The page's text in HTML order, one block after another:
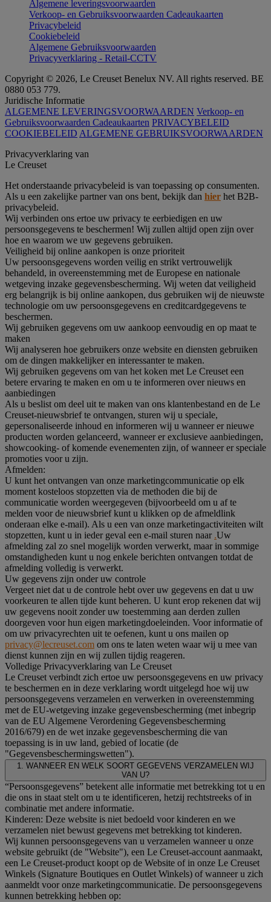
Algemene leveringsvoorwaarden
Verkoop- en Gebruiksvoorwaarden Cadeaukaarten
Privacybeleid
Cookiebeleid
Algemene Gebruiksvoorwaarden
Privacyverklaring - Retail-CCTV
Copyright © 2026, Le Creuset Benelux NV. All rights reserved. BE
0880 053 779.
Juridische Informatie
ALGEMENE LEVERINGSVOORWAARDEN Verkoop- en
Gebruiksvoorwaarden Cadeaukaarten PRIVACYBELEID
COOKIEBELEID ALGEMENE GEBRUIKSVOORWAARDEN
Privacyverklaring van
Le Creuset
Het onderstaande privacybeleid is van toepassing op consumenten.
Als u een zakelijke partner van ons bent, bekijk dan hier het B2B-
privacybeleid.
Wij verbinden ons ertoe uw privacy te eerbiedigen en uw
persoonsgegevens te beschermen! Wij zullen altijd open zijn over
hoe en waarom we uw gegevens gebruiken.
Veiligheid bij online aankopen is onze prioriteit
Uw persoonsgegevens worden veilig en strikt vertrouwelijk
behandeld, in overeenstemming met de Europese en nationale
wetgeving inzake gegevensbescherming. Wij weten dat veiligheid
erg belangrijk is bij online aankopen, dus gebruiken wij de nieuwste
technologie om uw persoonsgegevens en creditcardgegevens te
beschermen.
Wij gebruiken gegevens om uw aankoop eenvoudig en op maat te
maken
Wij analyseren hoe gebruikers onze website en diensten gebruiken
om de dingen makkelijker en interessanter te maken.
Wij gebruiken gegevens om van het koken met Le Creuset een
betere ervaring te maken en om u te informeren over nieuws en
aanbiedingen
Als u beslist om deel uit te maken van ons klantenbestand en de Le
Creuset-nieuwsbrief te ontvangen, sturen wij u speciale,
gepersonaliseerde inhoud en informeren wij u wanneer er nieuwe
producten worden gelanceerd, wanneer er exclusieve aanbiedingen,
showcooking- of komende evenementen zijn, of wanneer er speciale
promoties voor u zijn.
Afmelden:
U kunt het ontvangen van onze marketingcommunicatie op elk
moment kosteloos stopzetten via de methoden die bij de
communicatie worden weergegeven (bijvoorbeeld om u af te
melden voor de nieuwsbrief kunt u klikken op de afmeldlink
onderaan elke e-mail). Als u een van onze marketingactiviteiten wilt
stopzetten, kunt u in ieder geval een e-mail sturen naar .Uw
afmelding zal zo snel mogelijk worden verwerkt, maar in sommige
omstandigheden kunt u nog enkele berichten ontvangen totdat de
afmelding volledig is verwerkt.
Uw gegevens zijn onder uw controle
Vergeet niet dat u de controle hebt over uw gegevens en dat u uw
voorkeuren te allen tijde kunt beheren. U kunt erop rekenen dat wij
uw gegevens nooit zonder uw toestemming aan derden zullen
doorgeven voor hun eigen marketingdoeleinden. Voor informatie of
om uw privacyrechten uit te oefenen, kunt u ons mailen op
privacy@lecreuset.com om ons te laten weten waar wij u mee van
dienst kunnen zijn en wij zullen tijdig reageren.
Volledige Privacyverklaring van Le Creuset
Le Creuset verbindt zich ertoe uw persoonsgegevens en uw privacy
te beschermen en in deze verklaring wordt uitgelegd hoe wij uw
persoonsgegevens verzamelen en verwerken in overeenstemming
met de EU-wetgeving inzake gegevensbescherming (met inbegrip
van de EU Algemene Verordening Gegevensbescherming
2016/679) en de wet inzake gegevensbescherming die van
toepassing is in uw land, gebied of locatie (de
"Gegevensbeschermingswetten").
1. WANNEER EN WELK SOORT GEGEVENS VERZAMELEN WIJ
VAN U?
“Persoonsgegevens” betekent alle informatie met betrekking tot u en
die ons in staat stelt om u te identificeren, hetzij rechtstreeks of in
combinatie met andere informatie.
Kinderen: Deze website is niet bedoeld voor kinderen en we
verzamelen niet bewust gegevens met betrekking tot kinderen.
Wij kunnen persoonsgegevens van u verzamelen wanneer u onze
website gebruikt (de "Website"), een Le Creuset-account aanmaakt,
een Le Creuset-product koopt op de Website of in onze Le Creuset
Winkels (Signature Boutiques en Outlet Winkels) of wanneer u zich
aanmeldt voor onze marketingcommunicatie. De persoonsgegevens
kunnen betrekking hebben op: